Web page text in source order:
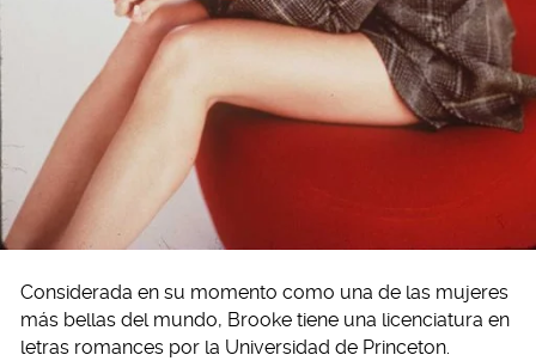
Considerada en su momento como una de las mujeres
más bellas del mundo, Brooke tiene una licenciatura en
letras romances por la Universidad de Princeton.